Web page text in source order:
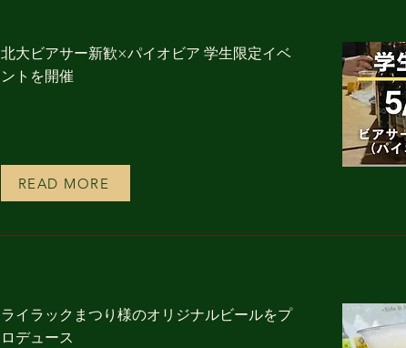
北大ビアサー新歓×パイオビア 学生限定イベ
ントを開催
READ MORE
ライラックまつり様のオリジナルビールをプ
ロデュース